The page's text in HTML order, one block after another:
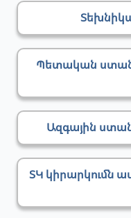
Պետական
Ազգային
ՏԿ կիրարկումն